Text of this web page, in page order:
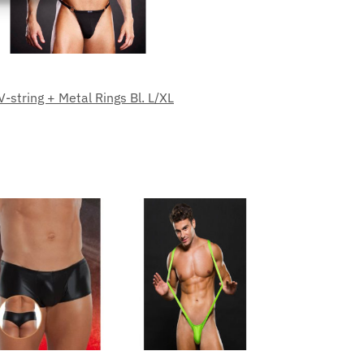
activ
string + Metal Rings Bl. L/XL